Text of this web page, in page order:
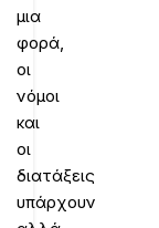
μια
φορά,
οι
νόμοι
και
οι
διατάξεις
υπάρχουν